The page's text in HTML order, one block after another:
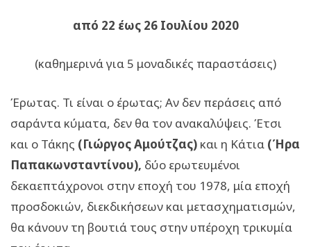
από 22 έως 26 Ιουλίου 2020
(καθημερινά για 5 μοναδικές παραστάσεις)
Έρωτας. Τι είναι ο έρωτας; Αν δεν περάσεις από
σαράντα κύματα, δεν θα τον ανακαλύψεις. Έτσι
και ο Τάκης (Γιώργος Αμούτζας) και η Κάτια (Ήρα
Παπακωνσταντίνου), δύο ερωτευμένοι
δεκαεπτάχρονοι στην εποχή του 1978, μία εποχή
προσδοκιών, διεκδικήσεων και μετασχηματισμών,
θα κάνουν τη βουτιά τους στην υπέροχη τρικυμία